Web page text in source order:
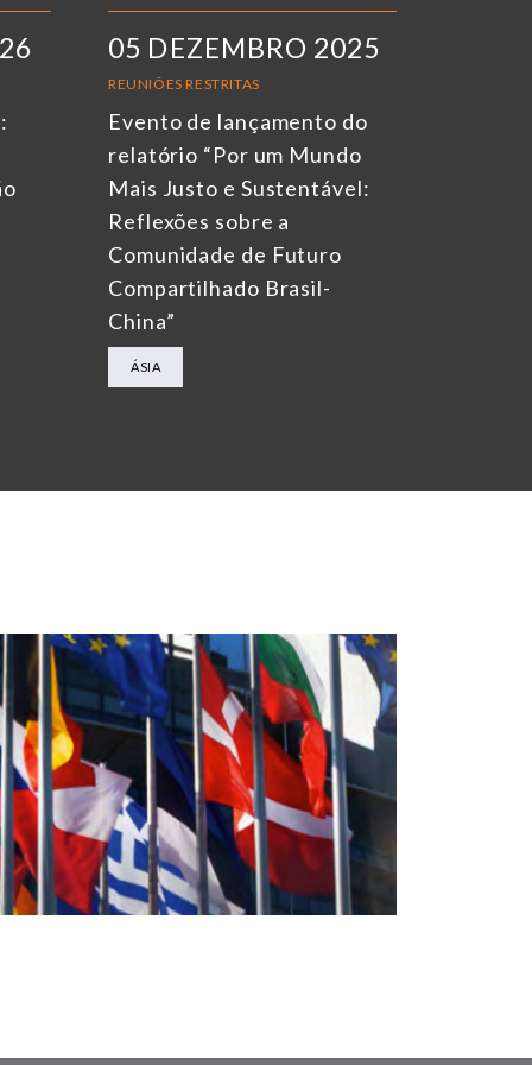
05 DEZEMBRO 2025
REUNIÕES RESTRITAS
Evento de lançamento do
relatório “Por um Mundo
Mais Justo e Sustentável:
Reflexões sobre a
Comunidade de Futuro
Compartilhado Brasil-
China”
ÁSIA